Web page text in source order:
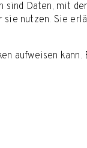
sind Daten, mit
nutzen. Sie
aufweisen kann.